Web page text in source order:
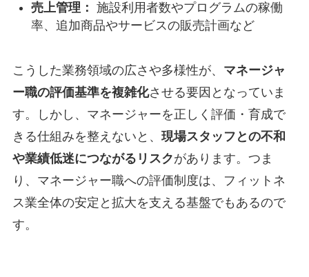
売上管理： 施設利用者数やプログラムの稼働
率、追加商品やサービスの販売計画など
こうした業務領域の広さや多様性が、 マネージャ
ー職の評価基準を複雑化させる要因となっていま
す。しかし、マネージャーを正しく評価・育成で
きる仕組みを整えないと、 現場スタッフとの不和
や業績低迷につながるリスクがあります。つま
り、マネージャー職への評価制度は、フィットネ
ス業全体の安定と拡大を支える基盤でもあるので
す。